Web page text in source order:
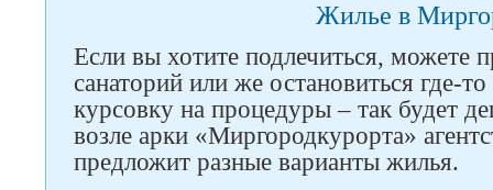
Жилье в
Если вы хотите подлечиться, можете
санаторий или же остановиться где-
курсовку на процедуры – так будет
возле арки «Миргородкурорта»
предложит разные варианты жилья.